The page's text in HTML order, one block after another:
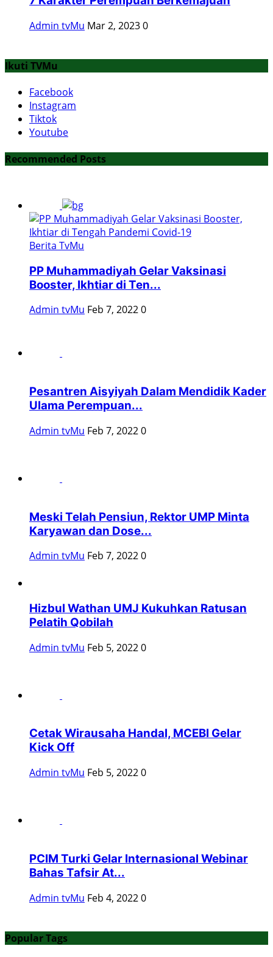
Admin tvMu Mar 2, 20230
Ikuti TVMu
Facebook
Instagram
Tiktok
Youtube
Recommended Posts
Berita TvMu
PP Muhammadiyah Gelar Vaksinasi
Booster, Ikhtiar di Ten...
Admin tvMu Feb 7, 20220
Pesantren Aisyiyah Dalam Mendidik Kader
Ulama Perempuan...
Admin tvMu Feb 7, 20220
Meski Telah Pensiun, Rektor UMP Minta
Karyawan dan Dose...
Admin tvMu Feb 7, 20220
Hizbul Wathan UMJ Kukuhkan Ratusan
Pelatih Qobilah
Admin tvMu Feb 5, 20220
Cetak Wirausaha Handal, MCEBI Gelar
Kick Off
Admin tvMu Feb 5, 20220
PCIM Turki Gelar Internasional Webinar
Bahas Tafsir At...
Admin tvMu Feb 4, 20220
Popular Tags